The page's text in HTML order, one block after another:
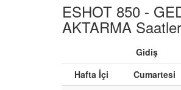
ESHOT 850 -
AKTARMA
Gidiş
Hafta İçi
Cumartesi